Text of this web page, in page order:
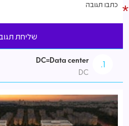
1.
DC=Data center
DC